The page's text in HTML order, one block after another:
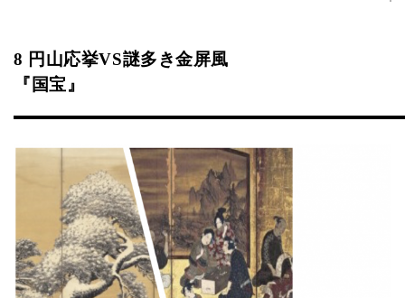
8 円山応挙VS謎多き金屏風
『国宝』